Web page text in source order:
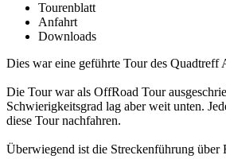
Tourenblatt
Anfahrt
Downloads
Dies war eine geführte Tour des Quadtreff
Die Tour war als OffRoad Tour
Schwierigkeitsgrad lag aber weit unten.
diese Tour nachfahren.
Überwiegend ist die Streckenführung über